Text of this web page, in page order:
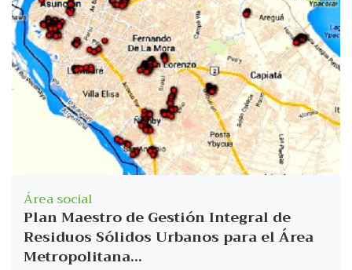
Área social
Plan Maestro de Gestión Integral de
Residuos Sólidos Urbanos para el Área
Metropolitana...